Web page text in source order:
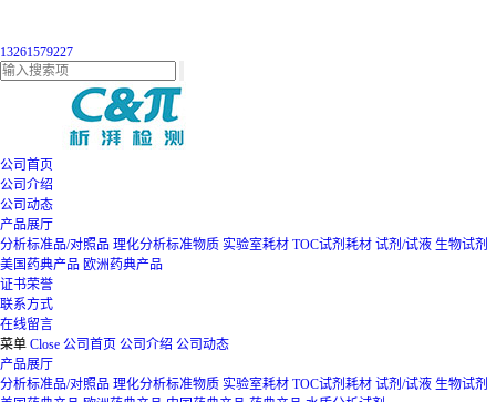
13261579227
公司首页
公司介绍
公司动态
产品展厅
分析标准品/对照品 理化分析标准物质 实验室耗材 TOC试剂耗材 试剂/试液 生物试剂
美国药典产品 欧洲药典产品
证书荣誉
联系方式
在线留言
菜单 Close 公司首页 公司介绍 公司动态
产品展厅
分析标准品/对照品 理化分析标准物质 实验室耗材 TOC试剂耗材 试剂/试液 生物试剂